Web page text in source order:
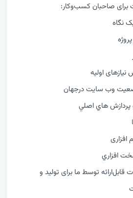
برای صاحبان کسب‌وکار:
نگاه
اولیه
وب سایت درجهان
هاي اصلي
افزاری
افزاري
قابل‌ارائه توسط ما برای تولید و